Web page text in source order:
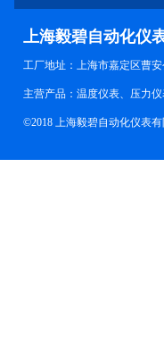
上海毅碧自动化仪
工厂地址：上海市嘉定区曹安
主营产品：温度仪表、压力
©2018 上海毅碧自动化仪表